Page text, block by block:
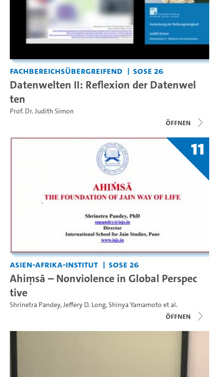
Fachbereichsübergreifend SoSe 26
Datenwelten II: Reflexion der Datenwel
ten
Prof. Dr. Judith Simon
Öffnen
11
Asien-Afrika-Institut SoSe 26
Ahiṃsā – Nonviolence in Global Perspec
tive
Shrinetra Pandey,Jeffery D. Long,Shinya Yamamoto et al.
Öffnen